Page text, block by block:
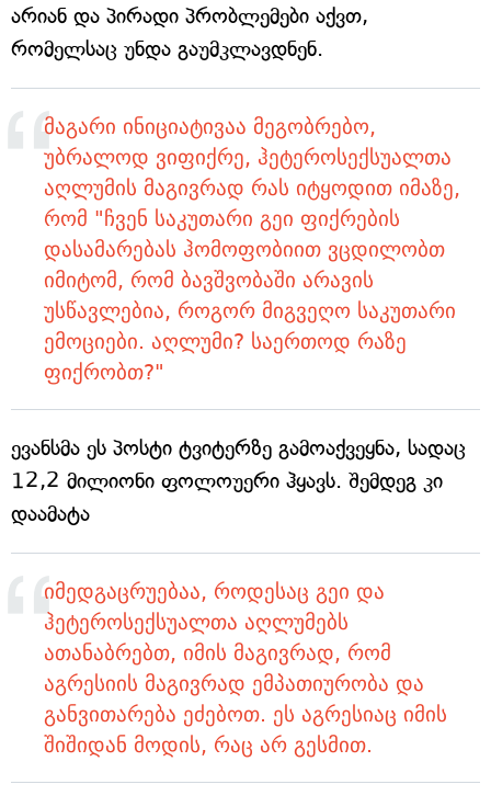
არიან და პირადი პრობლემები აქვთ,
რომელსაც უნდა გაუმკლავდნენ.
მაგარი ინიციატივაა მეგობრებო,
უბრალოდ ვიფიქრე, ჰეტეროსექსუალთა
აღლუმის მაგივრად რას იტყოდით იმაზე,
რომ "ჩვენ საკუთარი გეი ფიქრების
დასამარებას ჰომოფობიით ვცდილობთ
იმიტომ, რომ ბავშვობაში არავის
უსწავლებია, როგორ მიგვეღო საკუთარი
ემოციები. აღლუმი? საერთოდ რაზე
ფიქრობთ?"
ევანსმა ეს პოსტი ტვიტერზე გამოაქვეყნა, სადაც
12,2 მილიონი ფოლოუერი ჰყავს. შემდეგ კი
დაამატა
იმედგაცრუებაა, როდესაც გეი და
ჰეტეროსექსუალთა აღლუმებს
ათანაბრებთ, იმის მაგივრად, რომ
აგრესიის მაგივრად ემპათიურობა და
განვითარება ეძებოთ. ეს აგრესიაც იმის
შიშიდან მოდის, რაც არ გესმით.